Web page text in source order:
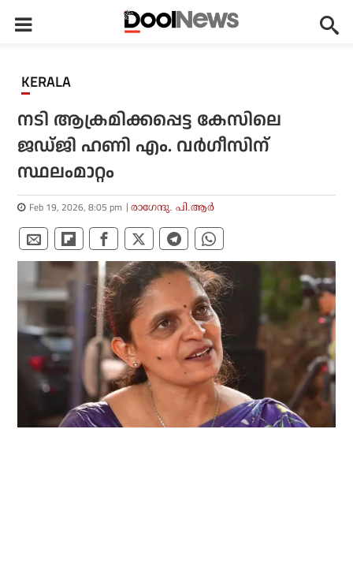
KERALA
നടി ആക്രമിക്കപ്പെട്ട കേസിലെ
ജഡ്ജി ഹണി എം. വര്‍ഗീസിന്
സ്ഥലംമാറ്റം
Feb 19, 2026, 8:05 pm രാഗേന്ദു. പി.ആര്‍